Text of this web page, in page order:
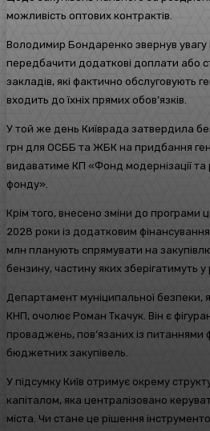
можливість оптових контрактів.
Володимир Бондаренко звернув увагу
передбачити додаткові доплати або
закладів, які фактично обслуговують
входить до їхніх прямих обов’язків.
У той же день Київрада затвердила
грн для ОСББ та ЖБК на придбання
видаватиме КП «Фонд модернізації та
фонду».
Крім того, внесено зміни до програми
2028 роки із додатковим
млн планують спрямувати на
бензину, частину яких зберігатимуть
Департамент муніципальної безпеки,
КНП, очолює Роман Ткачук. Він є
проваджень, пов’язаних із питаннями
бюджетних закупівель.
У підсумку Київ отримує окрему
капіталом, яка централізовано
міста. Чи стане це рішення